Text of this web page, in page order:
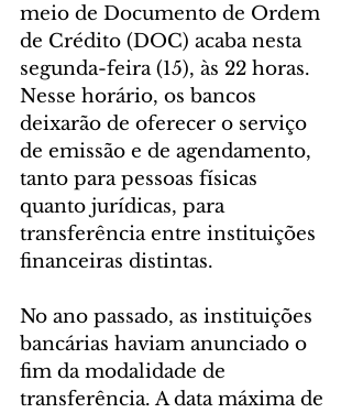
meio de Documento de Ordem
de Crédito (DOC) acaba nesta
segunda-feira (15), às 22 horas.
Nesse horário, os bancos
deixarão de oferecer o serviço
de emissão e de agendamento,
tanto para pessoas físicas
quanto jurídicas, para
transferência entre instituições
financeiras distintas.
No ano passado, as instituições
bancárias haviam anunciado o
fim da modalidade de
transferência. A data máxima de